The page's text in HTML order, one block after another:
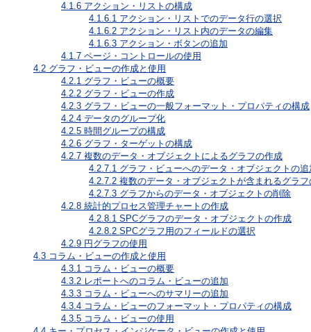
4.1.6 アクション・リストの構成
4.1.6.1 アクション・リストでのデータ行の選択
4.1.6.2 アクション・リスト内のデータの編集
4.1.6.3 アクション・ボタンの追加
4.1.7 ページ・コントロールの使用
4.2 グラフ・ビューの作成と使用
4.2.1 グラフ・ビューの概要
4.2.2 グラフ・ビューの作成
4.2.3 グラフ・ビューの一般フォーマット・プロパティの構成
4.2.4 データのグループ化
4.2.5 時間グループの構成
4.2.6 グラフ・ターゲットの構成
4.2.7 複数のデータ・オブジェクトによるグラフの作成
4.2.7.1 グラフ・ビューへのデータ・オブジェクトの追
4.2.7.2 複数のデータ・オブジェクトが含まれるグラフ
4.2.7.3 グラフからのデータ・オブジェクトの削除
4.2.8 統計的プロセス管理チャートの作成
4.2.8.1 SPCグラフのデータ・オブジェクトの作成
4.2.8.2 SPCグラフ用のフィールドの選択
4.2.9 円グラフの使用
4.3 コラム・ビューの作成と使用
4.3.1 コラム・ビューの概要
4.3.2 レポートへのコラム・ビューの追加
4.3.3 コラム・ビューへのサマリーの追加
4.3.4 コラム・ビューのフォーマット・プロパティの構成
4.3.5 コラム・ビューの使用